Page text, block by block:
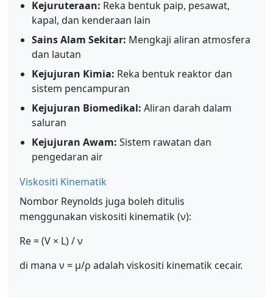
Kejuruteraan: Reka bentuk paip, pesawat,
kapal, dan kenderaan lain
Sains Alam Sekitar: Mengkaji aliran atmosfera
dan lautan
Kejujuran Kimia: Reka bentuk reaktor dan
sistem pencampuran
Kejujuran Biomedikal: Aliran darah dalam
saluran
Kejujuran Awam: Sistem rawatan dan
pengedaran air
Viskositi Kinematik
Nombor Reynolds juga boleh ditulis
menggunakan viskositi kinematik (ν):
Re = (V × L) / ν
di mana ν = μ/ρ adalah viskositi kinematik cecair.